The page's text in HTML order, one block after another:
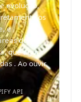
evolução,
os
e
do
que agora
. Ao ouvir
API